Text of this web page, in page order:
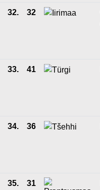
32. 32
33. 41
34. 36
35. 31